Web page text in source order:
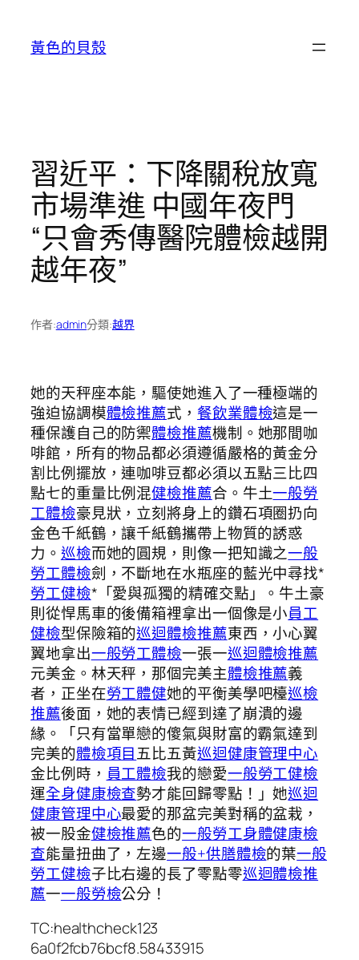
黃色的貝殼
習近平：下降關稅放寬
市場準進 中國年夜門
“只會秀傳醫院體檢越開
越年夜”
作者:admin分類:越界
她的天秤座本能，驅使她進入了一種極端的
強迫協調模體檢推薦式， 餐飲業體檢這是一
種保護自己的防禦體檢推薦機制。她那間咖
啡館，所有的物品都必須遵循嚴格的黃金分
割比例擺放，連咖啡豆都必須以五點三比四
點七的重量比例混健檢推薦合。牛土一般勞
工體檢豪見狀，立刻將身上的鑽石項圈扔向
金色千紙鶴，讓千紙鶴攜帶上物質的誘惑
力。 巡檢而她的圓規，則像一把知識之一般
勞工體檢劍，不斷地在水瓶座的藍光中尋找*
勞工健檢*「愛與孤獨的精確交點」。牛土豪
則從悍馬車的後備箱裡拿出一個像是小員工
健檢型保險箱的巡迴體檢推薦東西，小心翼
翼地拿出一般勞工體檢一張一巡迴體檢推薦
元美金。林天秤，那個完美主體檢推薦義
者，正坐在勞工體健她的平衡美學吧檯巡檢
推薦後面，她的表情已經到達了崩潰的邊
緣。「只有當單戀的傻氣與財富的霸氣達到
完美的體檢項目五比五黃巡迴健康管理中心
金比例時， 員工體檢我的戀愛一般勞工健檢
運全身健康檢查勢才能回歸零點！」她巡迴
健康管理中心最愛的那盆完美對稱的盆栽，
被一股金健檢推薦色的一般勞工身體健康檢
查能量扭曲了，左邊一般+供膳體檢的葉一般
勞工健檢子比右邊的長了零點零巡迴體檢推
薦一一般勞檢公分！
TC:healthcheck123
6a0f2fcb76bcf8.58433915